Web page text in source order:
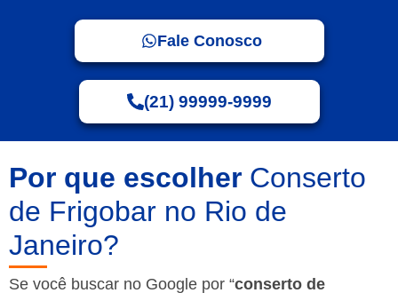
Fale Conosco
(21) 99999-9999
Por que escolher Conserto
de Frigobar no Rio de
Janeiro?
Se você buscar no Google por “conserto de